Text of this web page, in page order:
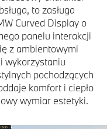
to zasługa
Curved Display o
panelu interakcji
z ambientowymi
wykorzystaniu
pochodzących
komfort i ciepło
wymiar estetyki.